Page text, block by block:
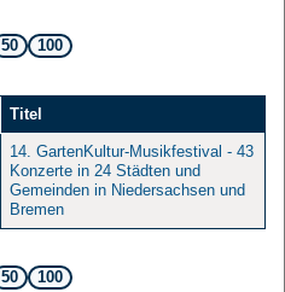
50 100
Titel
14. GartenKultur-Musikfestival - 43
Konzerte in 24 Städten und
Gemeinden in Niedersachsen und
Bremen
50 100